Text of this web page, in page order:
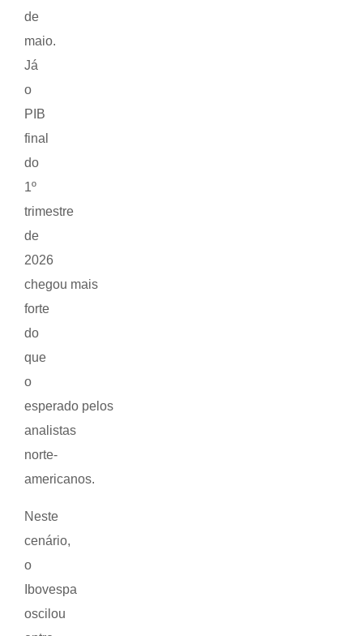
de
maio.
Já
o
PIB
final
do
1º
trimestre
de
2026
chegou mais
forte
do
que
o
esperado pelos
analistas
norte-
americanos.
Neste
cenário,
o
Ibovespa
oscilou